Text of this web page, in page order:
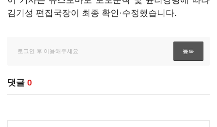
김기성 편집국장이 최종 확인·수정했습니다.
댓글 0